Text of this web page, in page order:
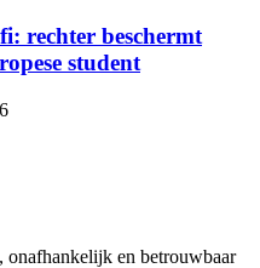
rechter beschermt
student
onafhankelijk en betrouwbaar